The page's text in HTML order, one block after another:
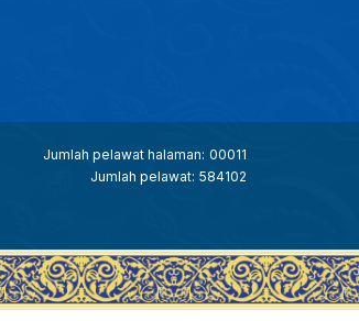
Jumlah pelawat halaman: 00011
Jumlah pelawat: 584102